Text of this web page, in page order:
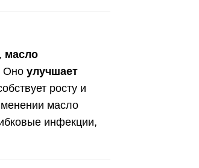
масло
Оно улучшает
росту и
масло
инфекции,